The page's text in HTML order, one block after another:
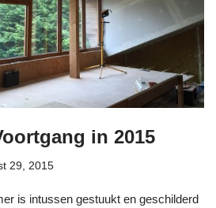
in 2015
29, 2015
is intussen gestuukt en geschilderd